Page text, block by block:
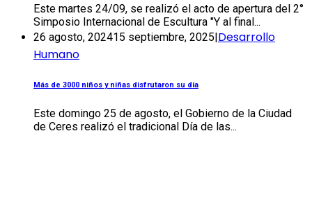
Este martes 24/09, se realizó el acto de apertura del 2°
Simposio Internacional de Escultura "Y al final...
26 agosto, 202415 septiembre, 2025|Desarrollo
Humano
Más de 3000 niños y niñas disfrutaron su día
Este domingo 25 de agosto, el Gobierno de la Ciudad
de Ceres realizó el tradicional Día de las...